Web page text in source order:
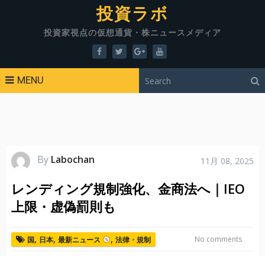
投資ラボ
投資家視点の仮想通貨・株ニュースメディア
MENU
By Labochan 11月 08, 2025
レンディング規制強化、金商法へ｜IEO
上限・虚偽罰則も
国, 日本, 最新ニュース , 法律・規制 No comments